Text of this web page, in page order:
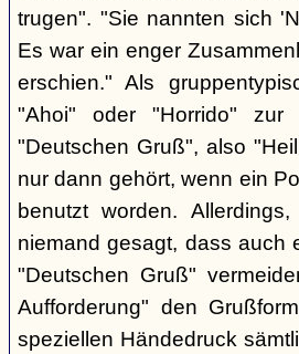
trugen". "Sie nannten sich
Es war ein enger
erschien." Als
"Ahoi" oder "Horrido" zur
"Deutschen Gruß", also
nur dann gehört, wenn ein
benutzt worden.
niemand gesagt, dass auch
"Deutschen Gruß"
Aufforderung" den
speziellen Händedruck